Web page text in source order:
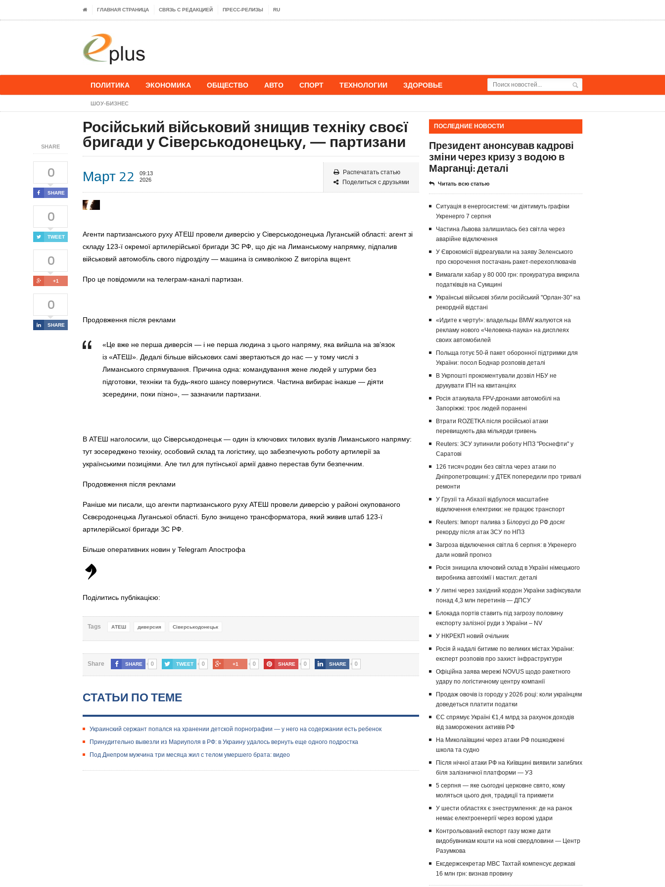
ГЛАВНАЯ СТРАНИЦА СВЯЗЬ С РЕДАКЦИЕЙ ПРЕСС-РЕЛИЗЫ RU
ПОЛИТИКА ЭКОНОМИКА ОБЩЕСТВО АВТО СПОРТ ТЕХНОЛОГИИ ЗДОРОВЬЕ
ШОУ-БИЗНЕС
SHARE
0
SHARE
0
TWEET
0
+1
0
SHARE
Російський військовий знищив техніку своєї
бригади у Сіверськодонецьку, — партизани
Март 22
09:13
2026
Распечатать статью
Поделиться с друзьями
Агенти партизанського руху АТЕШ провели диверсію у Сіверськодонецька Луганській області: агент зі
складу 123-ї окремої артилерійської бригади ЗС РФ, що діє на Лиманському напрямку, підпалив
військовий автомобіль свого підрозділу — машина із символікою Z вигоріла вщент.
Про це повідомили на телеграм-каналі партизан.
Продовження після реклами
«Це вже не перша диверсія — і не перша людина з цього напряму, яка вийшла на зв’язок
із «АТЕШ». Дедалі більше військових самі звертаються до нас — у тому числі з
Лиманського спрямування. Причина одна: командування жене людей у ​​штурми без
підготовки, техніки та будь-якого шансу повернутися. Частина вибирає інакше — діяти
зсередини, поки пізно», — зазначили партизани.
В АТЕШ наголосили, що Сіверськодонецьк — один із ключових тилових вузлів Лиманського напряму:
тут зосереджено техніку, особовий склад та логістику, що забезпечують роботу артилерії за
українськими позиціями. Але тил для путінської армії давно перестав бути безпечним.
Продовження після реклами
Раніше ми писали, що агенти партизанського руху АТЕШ провели диверсію у районі окупованого
Сєвєродонецька Луганської області. Було знищено трансформатора, який живив штаб 123-ї
артилерійської бригади ЗС РФ.
Більше оперативних новин у Telegram Апострофа
Поділитись публікацією:
Tags АТЕШ диверсия Сіверськодонецьк
Share SHARE 0 TWEET 0 +1 0 SHARE 0 SHARE 0
СТАТЬИ ПО ТЕМЕ
Украинский сержант попался на хранении детской порнографии — у него на содержании есть ребенок
Принудительно вывезли из Мариуполя в РФ: в Украину удалось вернуть еще одного подростка
Под Днепром мужчина три месяца жил с телом умершего брата: видео
ПОСЛЕДНИЕ НОВОСТИ
Президент анонсував кадрові
зміни через кризу з водою в
Марганці: деталі
Читать всю статью
Ситуація в енергосистемі: чи діятимуть графіки
Укренерго 7 серпня
Частина Львова залишилась без світла через
аварійне відключення
У Єврокомісії відреагували на заяву Зеленського
про скорочення постачань ракет-перехоплювачів
Вимагали хабар у 80 000 грн: прокуратура викрила
податківців на Сумщині
Українські військові збили російський "Орлан-30" на
рекордній відстані
«Идите к черту!»: владельцы BMW жалуются на
рекламу нового «Человека-паука» на дисплеях
своих автомобилей
Польща готує 50-й пакет оборонної підтримки для
України: посол Боднар розповів деталі
В Укрпошті прокоментували дозвіл НБУ не
друкувати ІПН на квитанціях
Росія атакувала FPV-дронами автомобілі на
Запоріжжі: троє людей поранені
Втрати ROZETKA після російської атаки
перевищують два мільярди гривень
Reuters: ЗСУ зупинили роботу НПЗ "Роснефти" у
Саратові
126 тисяч родин без світла через атаки по
Дніпропетровщині: у ДТЕК попередили про тривалі
ремонти
У Грузії та Абхазії відбулося масштабне
відключення електрики: не працює транспорт
Reuters: Імпорт палива з Білорусі до РФ досяг
рекорду після атак ЗСУ по НПЗ
Загроза відключення світла 6 серпня: в Укренерго
дали новий прогноз
Росія знищила ключовий склад в Україні німецького
виробника автохімії і мастил: деталі
У липні через західний кордон України зафіксували
понад 4,3 млн перетинів — ДПСУ
Блокада портів ставить під загрозу половину
експорту залізної руди з України – NV
У НКРЕКП новий очільник
Росія й надалі битиме по великих містах України:
експерт розповів про захист інфраструктури
Офіційна заява мережі NOVUS щодо ракетного
удару по логістичному центру компанії
Продаж овочів із городу у 2026 році: коли українцям
доведеться платити податки
ЄС спрямує Україні €1,4 млрд за рахунок доходів
від заморожених активів РФ
На Миколаївщині через атаки РФ пошкоджені
школа та судно
Після нічної атаки РФ на Київщині виявили загиблих
біля залізничної платформи — УЗ
5 серпня — яке сьогодні церковне свято, кому
моляться цього дня, традиції та прикмети
У шести областях є знеструмлення: де на ранок
немає електроенергії через ворожі удари
Контрольований експорт газу може дати
видобувникам кошти на нові свердловини — Центр
Разумкова
Ексдержсекретар МВС Тахтай компенсує державі
16 млн грн: визнав провину